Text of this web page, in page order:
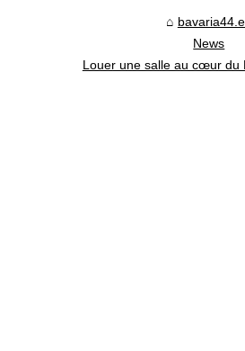
News
Louer une salle au cœur du